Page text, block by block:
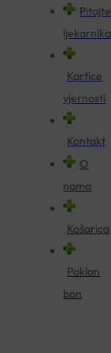
Pitajte
ljekarnika
Kartice
vjernosti
Kontakt
O
nama
Košarica
Poklon
bon